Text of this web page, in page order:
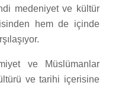
medeniyet ve kültür
hem de içinde
ve Müslümanlar
ve tarihi içerisine